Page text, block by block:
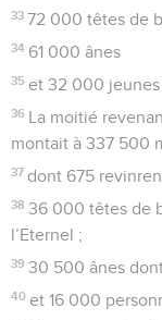
33 72 000 têtes de
34 61 000 ânes
35 et 32 000 jeunes
36 La moitié
montait à 337 500
37 dont 675
38 36 000 têtes de
l’Eternel ;
39 30 500 ânes
40 et 16 000